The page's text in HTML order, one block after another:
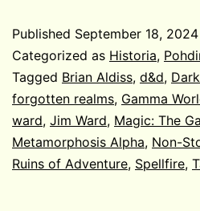
Published September 18, 2024
Categorized as Historia,
Tagged Brian Aldiss, d&d,
forgotten realms, Gamma
ward, Jim Ward, Magic: The
Metamorphosis Alpha, Non-
Ruins of Adventure, Spellfire,